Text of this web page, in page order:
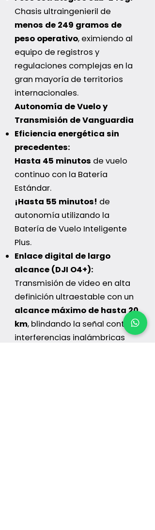
Chasis ultraingenieril de
menos de 249 gramos de
peso operativo, eximiendo al
equipo de registros y
regulaciones complejas en la
gran mayoría de territorios
internacionales.
Autonomía de Vuelo y
Transmisión de Vanguardia
Eficiencia energética sin
precedentes:
Hasta 45 minutos de vuelo
continuo con la Batería
Estándar.
¡Hasta 55 minutos! de
autonomía utilizando la
Batería de Vuelo Inteligente
Plus.
Enlace digital de largo
alcance (DJI O4+):
Transmisión de video en alta
definición ultraestable con un
alcance máximo de hasta 20
km, blindando la señal contra
interferencias inalámbricas